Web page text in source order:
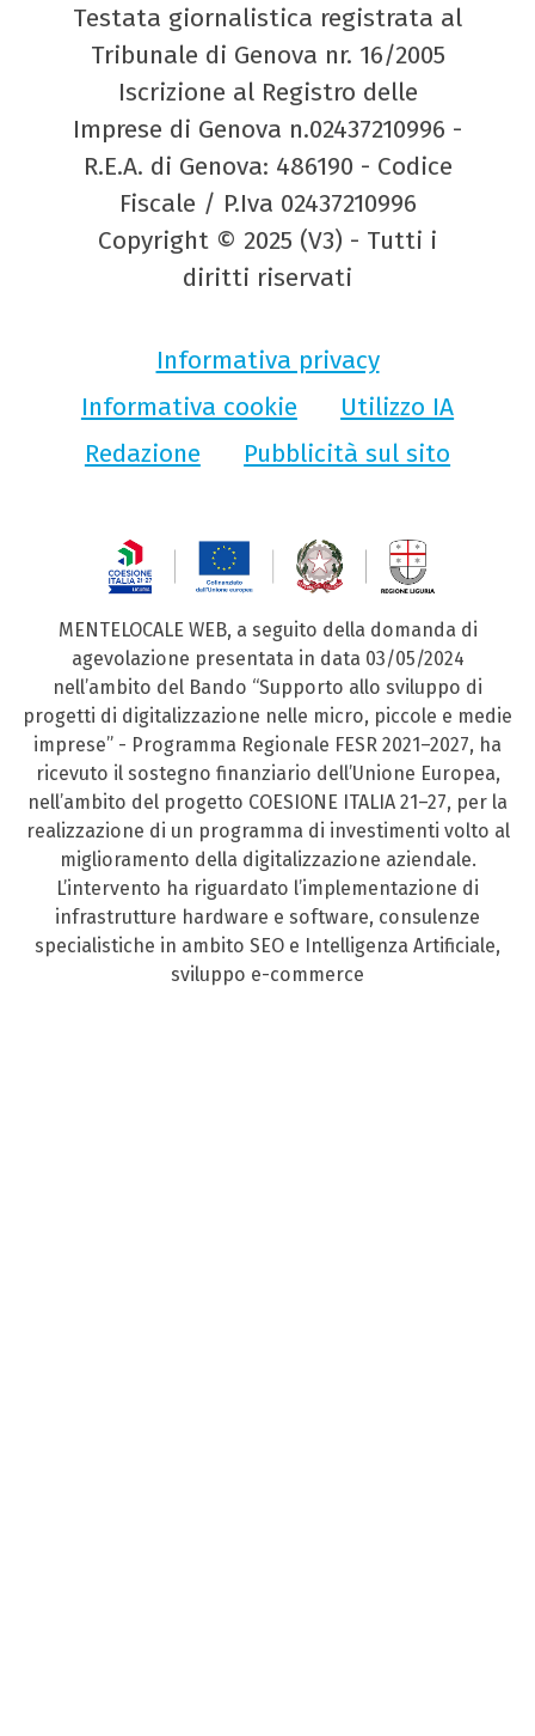
Testata giornalistica registrata al
Tribunale di Genova nr. 16/2005
Iscrizione al Registro delle
Imprese di Genova n.02437210996 -
R.E.A. di Genova: 486190 - Codice
Fiscale / P.Iva 02437210996
Copyright © 2025 (V3) - Tutti i
diritti riservati
Informativa privacy
Informativa cookie
Utilizzo IA
Redazione
Pubblicità sul sito
MENTELOCALE WEB, a seguito della domanda di
agevolazione presentata in data 03/05/2024
nell’ambito del Bando “Supporto allo sviluppo di
progetti di digitalizzazione nelle micro, piccole e medie
imprese” - Programma Regionale FESR 2021–2027, ha
ricevuto il sostegno finanziario dell’Unione Europea,
nell’ambito del progetto COESIONE ITALIA 21–27, per la
realizzazione di un programma di investimenti volto al
miglioramento della digitalizzazione aziendale.
L’intervento ha riguardato l’implementazione di
infrastrutture hardware e software, consulenze
specialistiche in ambito SEO e Intelligenza Artificiale,
sviluppo e-commerce